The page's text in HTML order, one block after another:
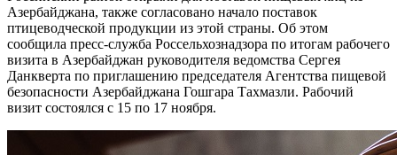
Азербайджана, также согласовано начало поставок
птицеводческой продукции из этой страны. Об этом
сообщила пресс-служба Россельхознадзора по итогам рабочего
визита в Азербайджан руководителя ведомства Сергея
Данкверта по приглашению председателя Агентства пищевой
безопасности Азербайджана Гошгара Тахмазли. Рабочий
визит состоялся с 15 по 17 ноября.